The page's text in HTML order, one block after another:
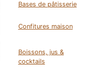
Bases de pâtisserie
Confitures maison
Boissons, jus &
cocktails